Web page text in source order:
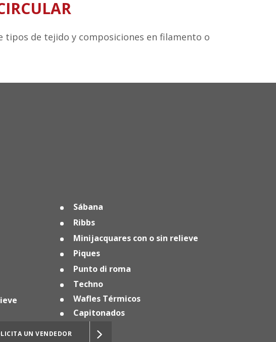
tipos de tejido y composiciones en filamento o
Sábana
Ribbs
Minijacquares con o sin relieve
Piques
Punto di roma
Techno
Wafles Térmicos
Capitonados
UN VENDEDOR